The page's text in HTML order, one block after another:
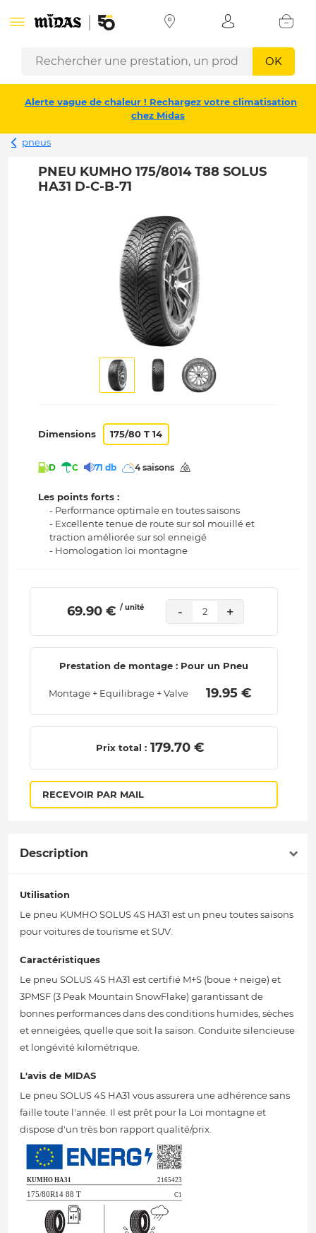
OK
Alerte vague de chaleur ! Rechargez votre climatisation
chez Midas
pneus
PNEU KUMHO 175/8014 T88 SOLUS
HA31 D-C-B-71
Dimensions 175/80 T 14
D C 71 db 4 saisons
Les points forts :
- Performance optimale en toutes saisons
- Excellente tenue de route sur sol mouillé et
traction améliorée sur sol enneigé
- Homologation loi montagne
69.90 € / unité - 2 +
Prestation de montage : Pour un Pneu
Montage + Equilibrage + Valve 19.95 €
Prix total : 179.70 €
RECEVOIR PAR MAIL
Description
Utilisation
Le pneu KUMHO SOLUS 4S HA31 est un pneu toutes saisons
pour voitures de tourisme et SUV.
Caractéristiques
Le pneu SOLUS 4S HA31 est certifié M+S (boue + neige) et
3PMSF (3 Peak Mountain SnowFlake) garantissant de
bonnes performances dans des conditions humides, sèches
et enneigées, quelle que soit la saison. Conduite silencieuse
et longévité kilométrique.
L'avis de MIDAS
Le pneu SOLUS 4S HA31 vous assurera une adhérence sans
faille toute l'année. Il est prêt pour la Loi montagne et
dispose d'un très bon rapport qualité/prix.